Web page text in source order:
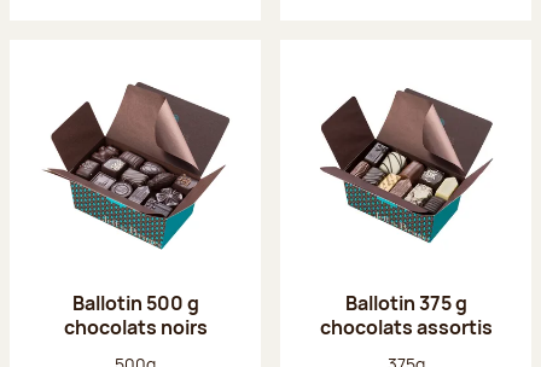
Ballotin 500 g
chocolats noirs
Ballotin 375 g
chocolats assortis